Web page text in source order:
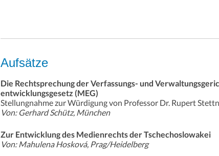
Aufsätze
Die Rechtsprechung der Verfassungs- und
entwicklungsgesetz (MEG)
Stellungnahme zur Würdigung von Professor Dr. Rupert
Von: Gerhard Schütz, München
Zur Entwicklung des Medienrechts der Tschechoslowakei
Von: Mahulena Hosková, Prag/Heidelberg